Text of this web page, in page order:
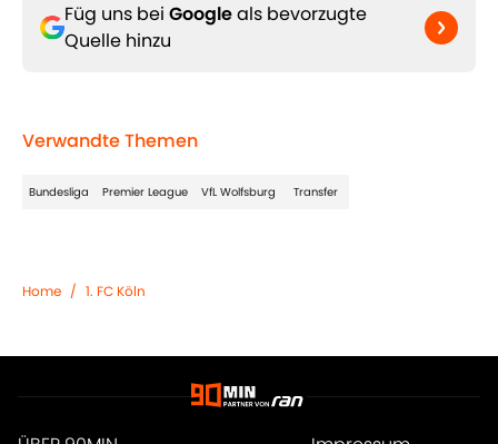
Füg uns bei Googleals bevorzugte
Quelle hinzu
Verwandte Themen
Bundesliga Premier League VfL Wolfsburg Transfer
Home / 1. FC Köln